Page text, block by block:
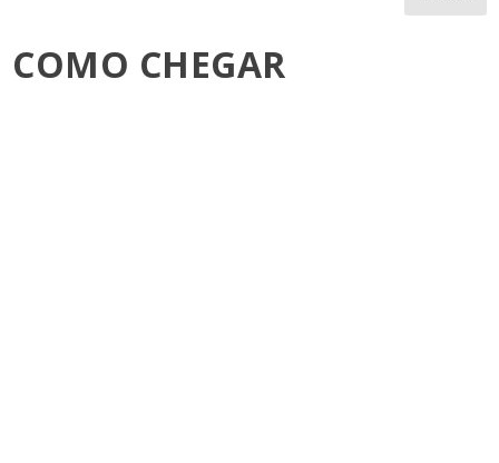
COMO CHEGAR